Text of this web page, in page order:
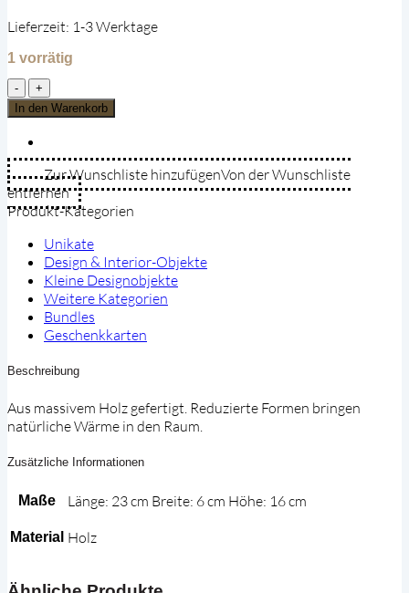
Lieferzeit: 1-3 Werktage
1 vorrätig
Elefant
mit
gehobenen
Rüssel
—
Handgeschnitztes
Holz
Menge
In den Warenkorb
Zur Wunschliste hinzufügenVon der Wunschliste
entfernen
Produkt-Kategorien
Unikate
Design & Interior-Objekte
Kleine Designobjekte
Weitere Kategorien
Bundles
Geschenkkarten
Beschreibung
Aus massivem Holz gefertigt. Reduzierte Formen bringen
natürliche Wärme in den Raum.
Zusätzliche Informationen
Maße Länge: 23 cm Breite: 6 cm Höhe: 16 cm
Material Holz